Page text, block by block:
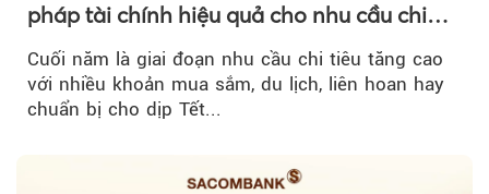
pháp tài chính hiệu quả cho nhu cầu chi
Cuối năm là giai đoạn nhu cầu chi tiêu tăng cao
với nhiều khoản mua sắm, du lịch, liên hoan hay
chuẩn bị cho dịp Tết...